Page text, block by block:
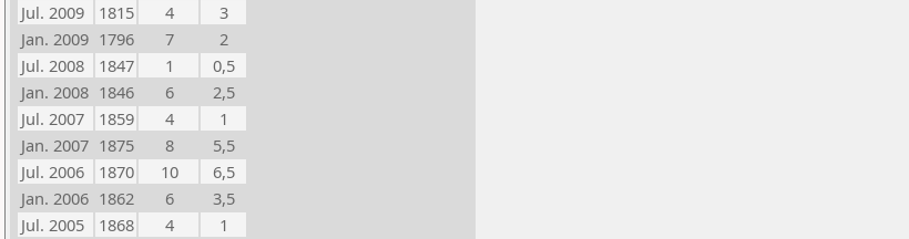
Jul. 2009
1815 4
3
Jan. 2009 1796 7
2
Jul. 2008
1847 1
0,5
Jan. 2008 1846 6
2,5
Jul. 2007
1859 4
1
Jan. 2007 1875 8
5,5
Jul. 2006
1870 10
6,5
Jan. 2006 1862 6
3,5
Jul. 2005
1868 4
1